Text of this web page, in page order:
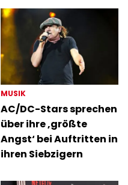
MUSIK
AC/DC-Stars sprechen
über ihre ‚größte
Angst‘ bei Auftritten in
ihren Siebzigern